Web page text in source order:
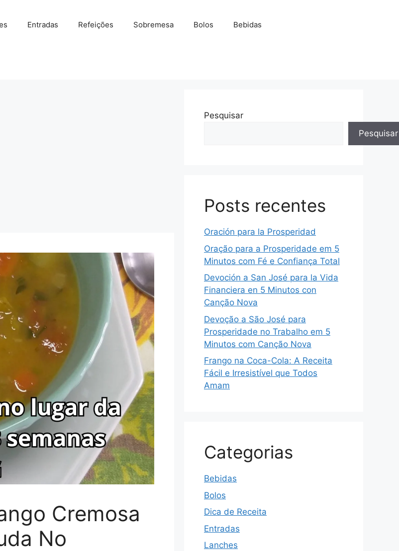
Entradas Refeições Sobremesa Bolos Bebidas
Cremosa
No
Pesquisar
Pesquisar
Posts recentes
Oración para la Prosperidad
Oração para a Prosperidade em 5
Minutos com Fé e Confiança Total
Devoción a San José para la Vida
Financiera en 5 Minutos con
Canção Nova
Devoção a São José para
Prosperidade no Trabalho em 5
Minutos com Canção Nova
Frango na Coca-Cola: A Receita
Fácil e Irresistível que Todos
Amam
Categorias
Bebidas
Bolos
Dica de Receita
Entradas
Lanches